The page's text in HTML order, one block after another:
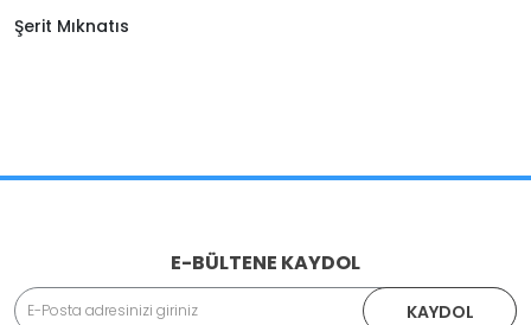
Şerit Mıknatıs
E-BÜLTENE KAYDOL
KAYDOL